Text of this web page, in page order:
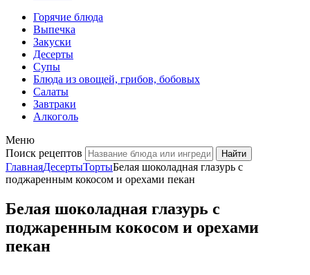
Горячие блюда
Выпечка
Закуски
Десерты
Супы
Блюда из овощей, грибов, бобовых
Салаты
Завтраки
Алкоголь
Меню
Поиск рецептов
ГлавнаяДесертыТортыБелая шоколадная глазурь с
поджаренным кокосом и орехами пекан
Белая шоколадная глазурь с
поджаренным кокосом и орехами
пекан